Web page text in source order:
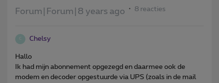
Forum|Forum|8 years ago 8 reacties
C Chelsy
Hallo
Ik had mijn abonnement opgezegd en daarmee ook de
modem en decoder opgestuurde via UPS (zoals in de mail